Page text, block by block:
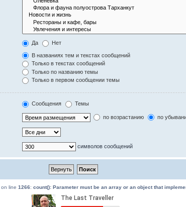
Да Нет
В названиях тем и текстах сообщений
Только в текстах сообщений
Только по названию темы
Только в первом сообщении темы
Сообщения Темы
по возрастанию по
символов сообщений
on line 1266: count(): Parameter must be an array or an object that